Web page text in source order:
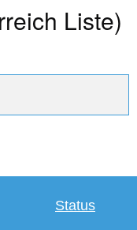
Liste)
Status